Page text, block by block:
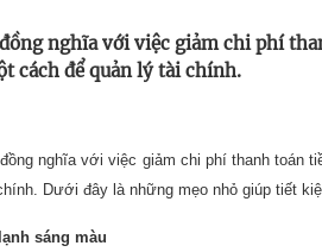
nghĩa với việc giảm chi phí
cách để quản lý tài chính.
nghĩa với việc giảm chi phí thanh toán
Dưới đây là những mẹo nhỏ giúp tiết
sáng màu